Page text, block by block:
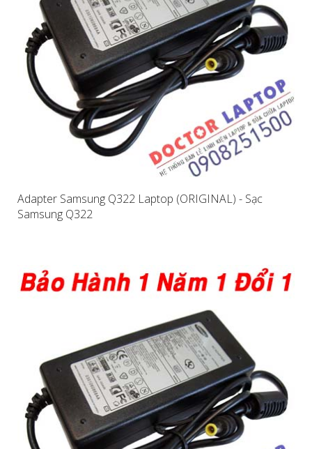
Adapter Samsung Q322 Laptop (ORIGINAL) - Sạc
Samsung Q322